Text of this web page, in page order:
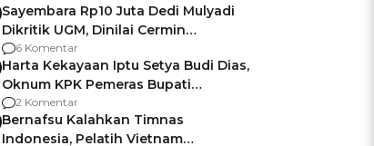
Sayembara Rp10 Juta Dedi Mulyadi
Dikritik UGM, Dinilai Cermin
Gagalnya Negara Jamin Keamanan
6 Komentar
Harta Kekayaan Iptu Setya Budi Dias,
Oknum KPK Pemeras Bupati
Pemalang
2 Komentar
Bernafsu Kalahkan Timnas
Indonesia, Pelatih Vietnam